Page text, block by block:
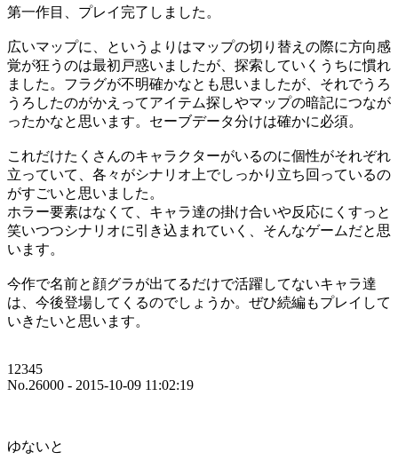
第一作目、プレイ完了しました。
広いマップに、というよりはマップの切り替えの際に方向感
覚が狂うのは最初戸惑いましたが、探索していくうちに慣れ
ました。フラグが不明確かなとも思いましたが、それでうろ
うろしたのがかえってアイテム探しやマップの暗記につなが
ったかなと思います。セーブデータ分けは確かに必須。
これだけたくさんのキャラクターがいるのに個性がそれぞれ
立っていて、各々がシナリオ上でしっかり立ち回っているの
がすごいと思いました。
ホラー要素はなくて、キャラ達の掛け合いや反応にくすっと
笑いつつシナリオに引き込まれていく、そんなゲームだと思
います。
今作で名前と顔グラが出てるだけで活躍してないキャラ達
は、今後登場してくるのでしょうか。ぜひ続編もプレイして
いきたいと思います。
12345
No.26000 - 2015-10-09 11:02:19
ゆないと